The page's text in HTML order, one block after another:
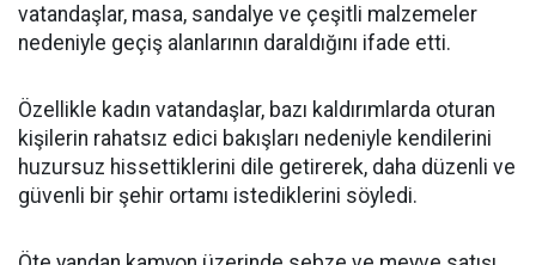
vatandaşlar, masa, sandalye ve çeşitli malzemeler
nedeniyle geçiş alanlarının daraldığını ifade etti.
Özellikle kadın vatandaşlar, bazı kaldırımlarda oturan
kişilerin rahatsız edici bakışları nedeniyle kendilerini
huzursuz hissettiklerini dile getirerek, daha düzenli ve
güvenli bir şehir ortamı istediklerini söyledi.